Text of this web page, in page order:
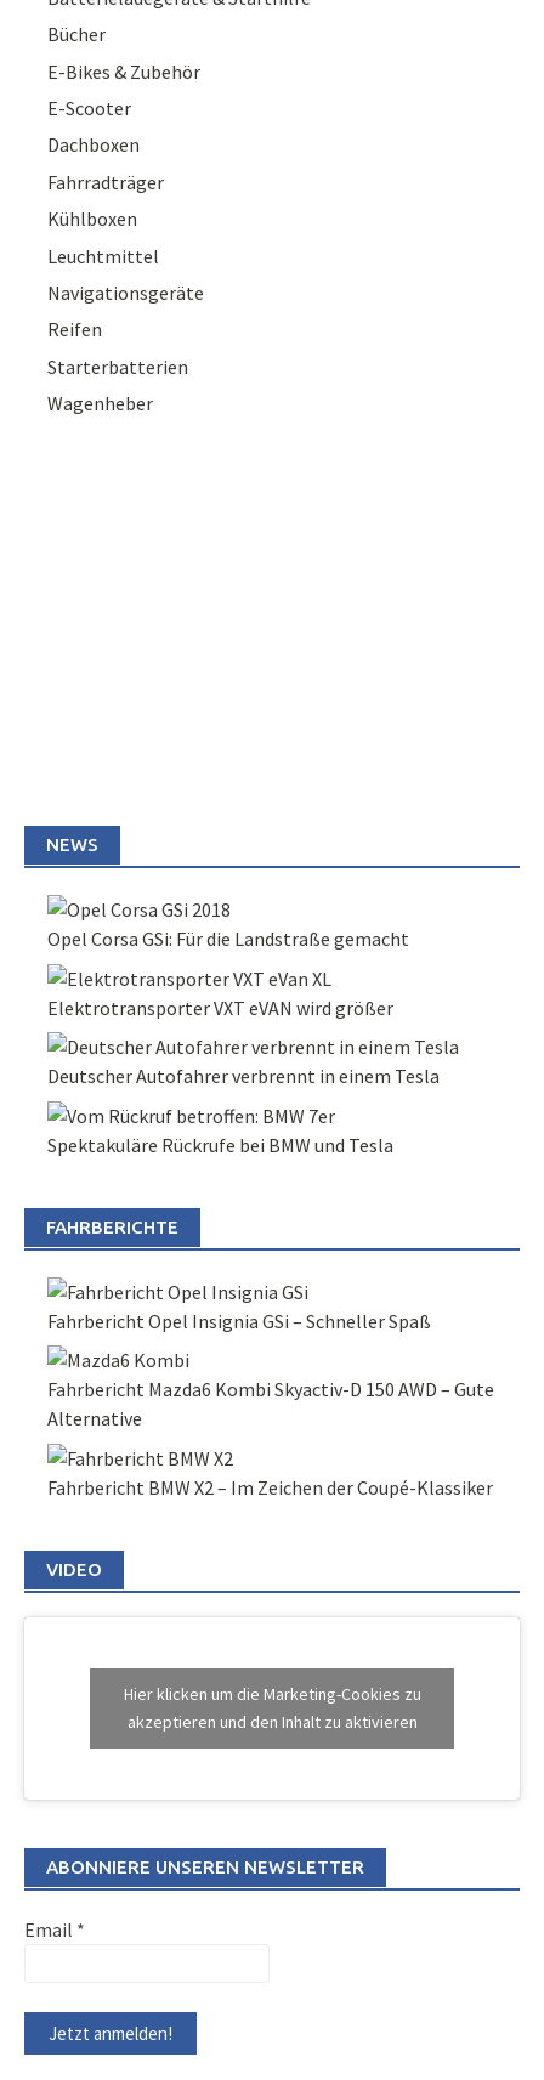
Bücher
E-Bikes & Zubehör
E-Scooter
Dachboxen
Fahrradträger
Kühlboxen
Leuchtmittel
Navigationsgeräte
Reifen
Starterbatterien
Wagenheber
NEWS
Opel Corsa GSi: Für die Landstraße gemacht
Elektrotransporter VXT eVAN wird größer
Deutscher Autofahrer verbrennt in einem Tesla
Spektakuläre Rückrufe bei BMW und Tesla
FAHRBERICHTE
Fahrbericht Opel Insignia GSi – Schneller Spaß
Fahrbericht Mazda6 Kombi Skyactiv-D 150 AWD – Gute
Alternative
Fahrbericht BMW X2 – Im Zeichen der Coupé-Klassiker
VIDEO
Hier klicken um die Marketing-Cookies zu
akzeptieren und den Inhalt zu aktivieren
ABONNIERE UNSEREN NEWSLETTER
Email *